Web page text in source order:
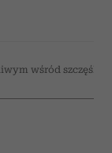
wśród